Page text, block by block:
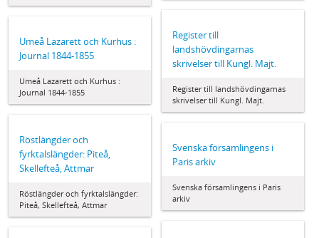
Register till
landshövdingarnas
skrivelser till Kungl. Majt.
Register till landshövdingarnas
skrivelser till Kungl. Majt.
Umeå Lazarett och Kurhus :
Journal 1844-1855
Umeå Lazarett och Kurhus :
Journal 1844-1855
Röstlängder och
fyrktalslängder: Piteå,
Skellefteå, Attmar
Röstlängder och fyrktalslängder:
Piteå, Skellefteå, Attmar
Svenska församlingens i
Paris arkiv
Svenska församlingens i Paris
arkiv